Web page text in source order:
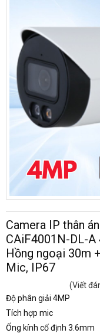
Camera IP thân
CAiF4001N-DL-A
Hồng ngoại 30m
Mic, IP67
(Viết
Độ phân giải 4MP
Tích hợp mic
Ống kính cố định 3.6mm